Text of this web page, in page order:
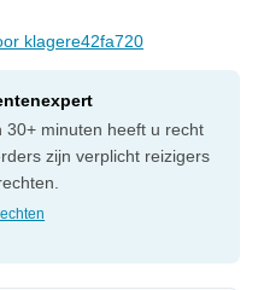
klagere42fa720
30+ minuten heeft u recht
zijn verplicht reizigers